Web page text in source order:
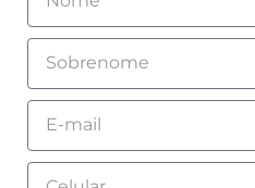
Sobrenome
Email
Celular